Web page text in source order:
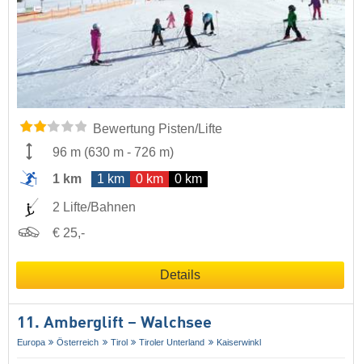
Bewertung Pisten/Lifte
96 m (630 m - 726 m)
1 km
1 km 0 km 0 km
2 Lifte/Bahnen
€ 25,-
Details
11. Amberglift – Walchsee
Europa Österreich Tirol Tiroler Unterland Kaiserwinkl